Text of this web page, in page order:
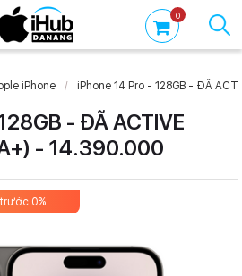
0
iPhone iPhone 14 Pro - 128GB - ĐÃ
- ĐÃ ACTIVE
- 14.390.000
0%